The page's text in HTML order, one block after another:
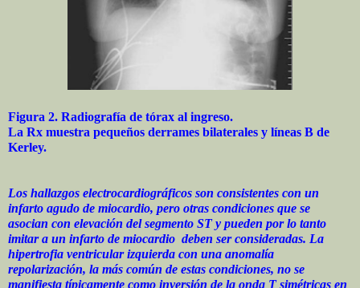
Figura 2. Radiografía de tórax al ingreso.
La Rx muestra pequeños derrames bilaterales y líneas B de
Kerley.
Los hallazgos electrocardiográficos son consistentes con un
infarto agudo de miocardio, pero otras condiciones que se
asocian con elevación del segmento ST y pueden por lo tanto
imitar a un infarto de miocardio deben ser consideradas. La
hipertrofia ventricular izquierda con una anomalía
repolarización, la más común de estas condiciones, no se
manifiesta típicamente como inversión de la onda T simétricas en